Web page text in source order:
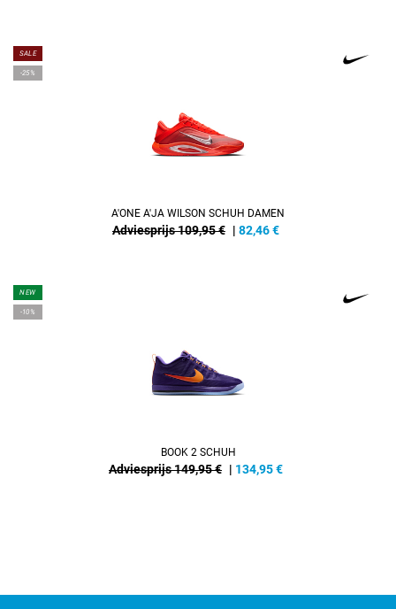
SALE
-25%
A'ONE A'JA WILSON SCHUH DAMEN
Adviesprijs 109,95 € | 82,46€
NEW
-10%
BOOK 2 SCHUH
Adviesprijs 149,95 € | 134,95€